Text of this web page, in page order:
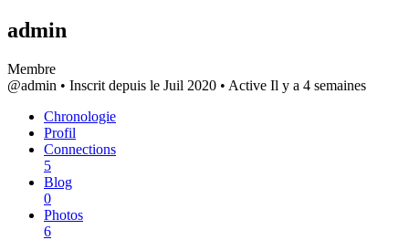
admin
Membre
@admin • Inscrit depuis le Juil 2020 • Active Il y a 4 semaines
Chronologie
Profil
Connections
5
Blog
0
Photos
6